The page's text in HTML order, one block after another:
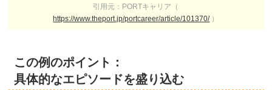
引用元：PORTキャリア（
https://www.theport.jp/portcareer/article/101370/）
この例のポイント：
具体的なエピソードを盛り込む